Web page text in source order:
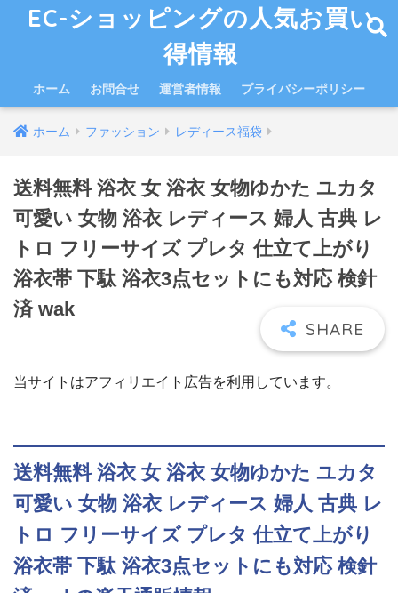
EC-ショッピングの人気お買い
得情報
ホーム お問合せ 運営者情報 プライバシーポリシー
ホーム ファッション レディース福袋
送料無料 浴衣 女 浴衣 女物ゆかた ユカタ
可愛い 女物 浴衣 レディース 婦人 古典 レ
トロ フリーサイズ プレタ 仕立て上がり
浴衣帯 下駄 浴衣3点セットにも対応 検針
済 wak
当サイトはアフィリエイト広告を利用しています。
送料無料 浴衣 女 浴衣 女物ゆかた ユカタ
可愛い 女物 浴衣 レディース 婦人 古典 レ
トロ フリーサイズ プレタ 仕立て上がり
浴衣帯 下駄 浴衣3点セットにも対応 検針